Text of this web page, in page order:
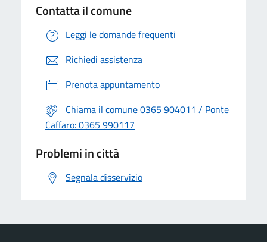
Contatta il comune
Leggi le domande frequenti
Richiedi assistenza
Prenota appuntamento
Chiama il comune 0365 904011 / Ponte
Caffaro: 0365 990117
Problemi in città
Segnala disservizio